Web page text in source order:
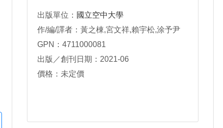
出版單位： 國立空中大學
作/編/譯者：黃之棟,宮文祥,賴宇松,涂予尹
GPN：4711000081
出版／創刊日期：2021-06
價格：未定價